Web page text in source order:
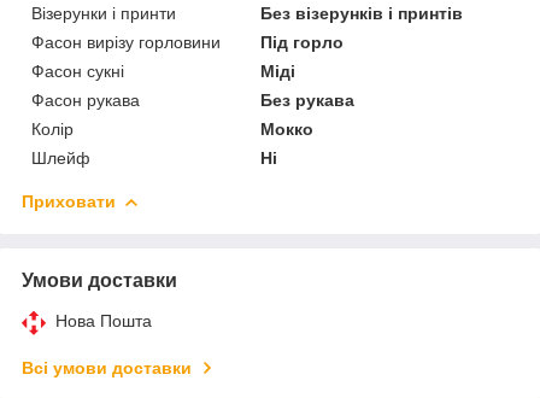
Візерунки і принти
Без візерунків і принтів
Фасон вирізу горловини
Під горло
Фасон сукні
Міді
Фасон рукава
Без рукава
Колір
Мокко
Шлейф
Ні
Приховати
Умови доставки
Нова Пошта
Всі умови доставки